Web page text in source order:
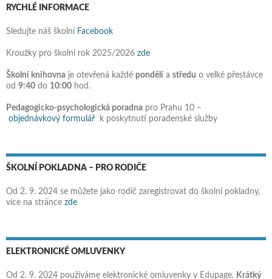
RYCHLÉ INFORMACE
Sledujte náš školní Facebook
Kroužky pro školní rok 2025/2026 zde
Školní knihovna je otevřená každé pondělí a středu o velké přestávce
od 9:40 do 10:00 hod.
Pedagogicko-psychologická poradna pro Prahu 10 –
objednávkový formulář k poskytnutí poradenské služby
ŠKOLNÍ POKLADNA – PRO RODIČE
Od 2. 9. 2024 se můžete jako rodič zaregistrovat do školní pokladny,
více na stránce zde
ELEKTRONICKÉ OMLUVENKY
Od 2. 9. 2024 používáme elektronické omluvenky v Edupage. Krátký